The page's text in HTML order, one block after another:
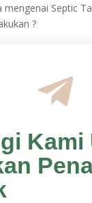
mengenai Septic
?
Kami